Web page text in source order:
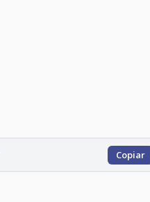
Copiar